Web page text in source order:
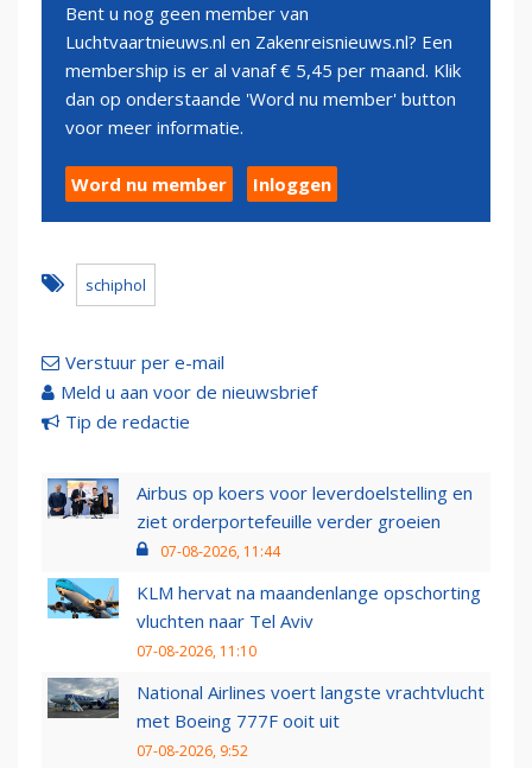
Bent u nog geen member van
Luchtvaartnieuws.nl en Zakenreisnieuws.nl? Een
membership is er al vanaf € 5,45 per maand. Klik
dan op onderstaande 'Word nu member' button
voor meer informatie.
Word nu member Inloggen
schiphol
Verstuur per e-mail
Meld u aan voor de nieuwsbrief
Tip de redactie
Airbus op koers voor leverdoelstelling en
ziet orderportefeuille verder groeien
07-08-2026, 11:44
KLM hervat na maandenlange opschorting
vluchten naar Tel Aviv
07-08-2026, 11:10
National Airlines voert langste vrachtvlucht
met Boeing 777F ooit uit
07-08-2026, 9:52